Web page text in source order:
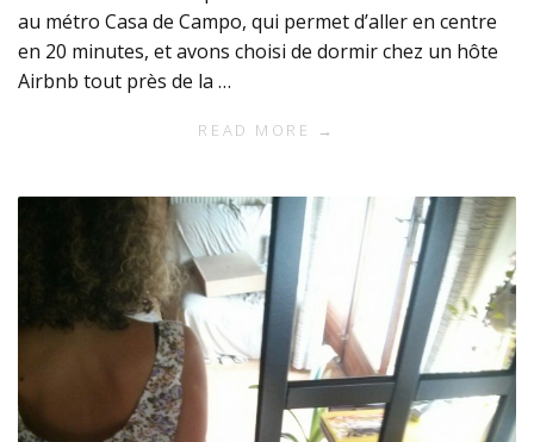
au métro Casa de Campo, qui permet d’aller en centre
en 20 minutes, et avons choisi de dormir chez un hôte
Airbnb tout près de la …
READ MORE →